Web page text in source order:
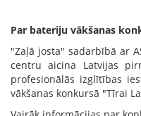
Par bateriju vākšanas
"Zaļā josta" sadarbībā ar
centru aicina Latvijas
profesionālās izglītības
vākšanas konkursā "Tīrai